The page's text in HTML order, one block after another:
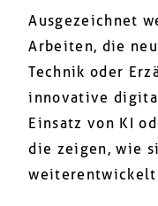
Ausgezeichnet
Arbeiten, die
Technik oder
innovative
Einsatz von KI
die zeigen, wie